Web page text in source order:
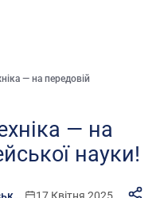
— на передовій
— на
науки!